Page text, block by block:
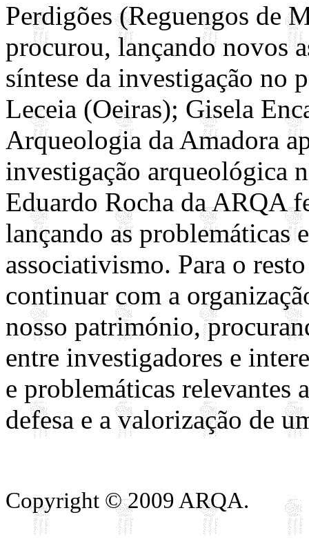
Perdigões (Reguengos de
procurou, lançando novos
síntese da investigação
Leceia (Oeiras); Gisela
Arqueologia da Amadora
investigação arqueológica
Eduardo Rocha da ARQA
lançando as problemáticas
associativismo. Para o
continuar com a
nosso património,
entre investigadores e
e problemáticas relevantes
defesa e a valorização de
Copyright © 2009 ARQA.